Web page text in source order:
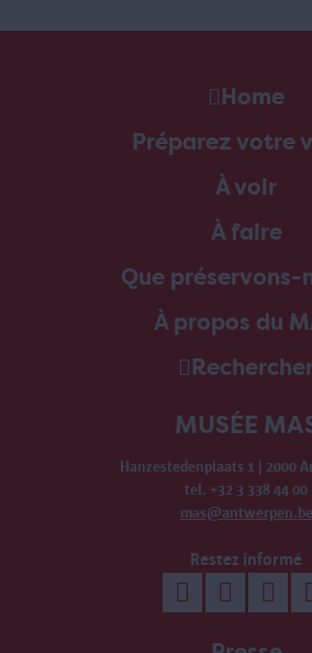
Home
Préparez votre
À voir
À faire
Que préservons-
À propos du
MUSÉE
Hanzestedenplaats 1 | 2000
tel. +32 3 338 44 00
mas@antwerpen.be
Restez informé